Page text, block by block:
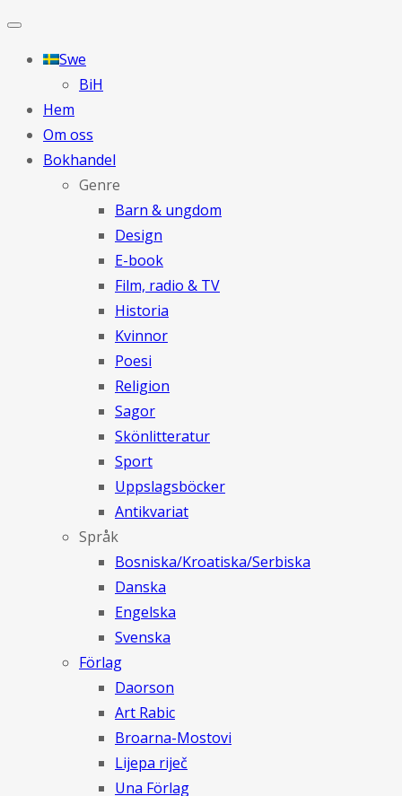
Swe
BiH
Hem
Om oss
Bokhandel
Genre
Barn & ungdom
Design
E-book
Film, radio & TV
Historia
Kvinnor
Poesi
Religion
Sagor
Skönlitteratur
Sport
Uppslagsböcker
Antikvariat
Språk
Bosniska/Kroatiska/Serbiska
Danska
Engelska
Svenska
Förlag
Daorson
Art Rabic
Broarna-Mostovi
Lijepa riječ
Una Förlag